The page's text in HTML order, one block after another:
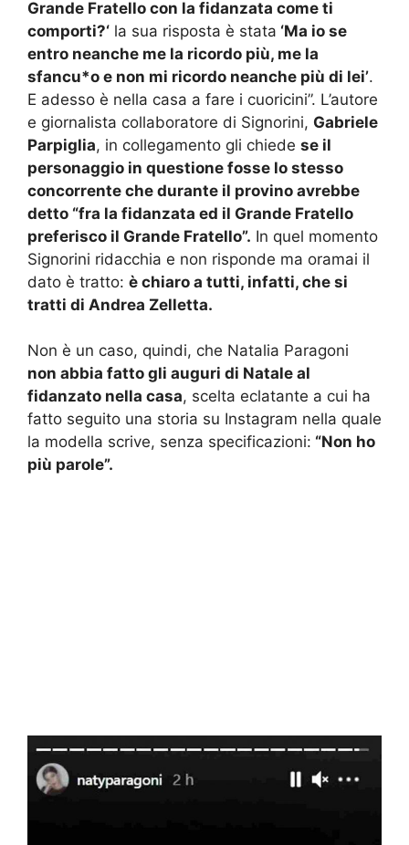
Grande Fratello con la fidanzata come ti
comporti?‘ la sua risposta è stata ‘Ma io se
entro neanche me la ricordo più, me la
sfancu*o e non mi ricordo neanche più di lei’.
E adesso è nella casa a fare i cuoricini”. L’autore
e giornalista collaboratore di Signorini, Gabriele
Parpiglia, in collegamento gli chiede se il
personaggio in questione fosse lo stesso
concorrente che durante il provino avrebbe
detto “fra la fidanzata ed il Grande Fratello
preferisco il Grande Fratello”. In quel momento
Signorini ridacchia e non risponde ma oramai il
dato è tratto: è chiaro a tutti, infatti, che si
tratti di Andrea Zelletta.
Non è un caso, quindi, che Natalia Paragoni
non abbia fatto gli auguri di Natale al
fidanzato nella casa, scelta eclatante a cui ha
fatto seguito una storia su Instagram nella quale
la modella scrive, senza specificazioni: “Non ho
più parole”.